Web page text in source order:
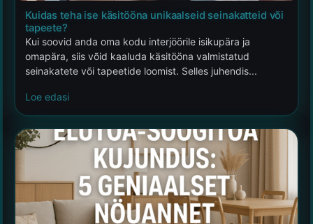
Kuidas teha ise käsitööna unikaalseid seinakatteid või
tapeete?
Kui soovid anda oma kodu interjöörile isikupära ja
omapära, siis võid kaaluda käsitööna valmistatud
seinakatete või tapeetide loomist. Selles juhendis...
Loe edasi